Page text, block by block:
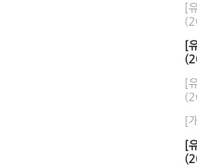
[
[
[
[
[